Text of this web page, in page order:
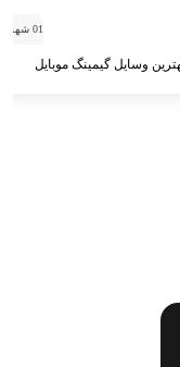
01 شهریور 1403
وسایل گیمینگ موبایل